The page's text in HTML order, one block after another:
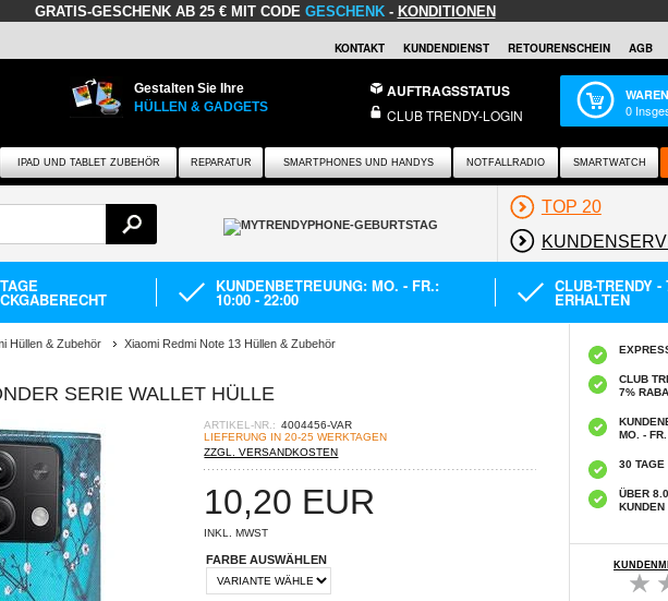
GRATIS-GESCHENK AB 25 € MIT CODE GESCHENK- KONDITIONEN
KONTAKT KUNDENDIENST RETOURENSCHEIN AGB
Gestalten Sie Ihre
HÜLLEN & GADGETS
AUFTRAGSSTATUS
CLUB TRENDY-LOGIN 0
IPAD UND TABLET ZUBEHÖR REPARATUR SMARTPHONES UND HANDYS NOTFALLRADIO SMARTWATCH
TOP 20
KUNDENBETREUUNG: MO. - FR.:
10:00 - 22:00
CLUB-TRENDY
ERHALTEN
Hüllen & Zubehör Xiaomi Redmi Note 13 Hüllen & Zubehör
SERIE WALLET HÜLLE
ARTIKEL-NR.: 4004456-VAR
LIEFERUNG IN 20-25 WERKTAGEN
ZZGL. VERSANDKOSTEN
10,20 EUR
INKL. MWST
FARBE AUSWÄHLEN
CLUB
7%
MO. -
30 TAGE
ÜBER
KUNDEN